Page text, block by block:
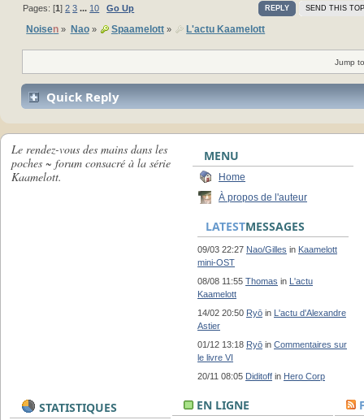
REPLY SEND THIS
Pages: [1]2 3 ... 10 Go Up
Noisen » Nao» Spaamelott» L'actu Kaamelott
Jump
Quick Reply
Le rendez-vous des mains dans les
poches ~ forum consacré à la série
Kaamelott.
MENU
Home
À propos de l'auteur
LATESTMESSAGES
09/03 22:27 Nao/Gilles in Kaamelott
mini-OST
08/08 11:55 Thomas in L'actu
Kaamelott
14/02 20:50 Ryō in L'actu d'Alexandre
Astier
01/12 13:18 Ryō in Commentaires sur
le livre VI
20/11 08:05 Diditoff in Hero Corp
STATISTIQUES EN LIGNE